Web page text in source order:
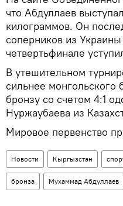
что Абдуллаев
килограммов. Он
соперников из
четвертьфинале
В утешительном
сильнее монгольского
бронзу со счетом 4:1
Нуржаубаева из
Мировое первенство
Новости Кыргызстан
бронза Мухаммад Абдуллаев